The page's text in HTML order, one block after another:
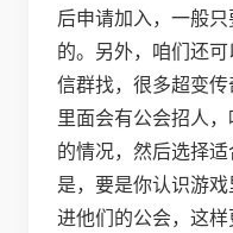
后申请加入，一般
的。另外，咱们还
信群找，很多超变传
里面会有公会招人
的情况，然后选择
是，要是你认识游
进他们的公会，这